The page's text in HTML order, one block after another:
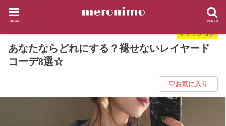
search
menu
HOME あなたならどれにする？褪せないレイヤードコーデ8選☆
ファッション
あなたならどれにする？褪せないレイヤード
コーデ8選☆
♡お気に入り